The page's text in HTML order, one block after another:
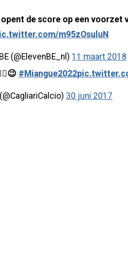
de score op een voorzet
m95zOsuluN
(@ElevenBE_nl) 11 maart 2018
#Miangue2022
30 juni 2017